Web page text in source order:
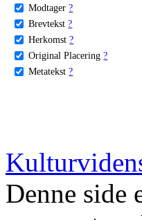
Modtager ?
Brevtekst ?
Herkomst ?
Original Placering ?
Metatekst ?
Denne side